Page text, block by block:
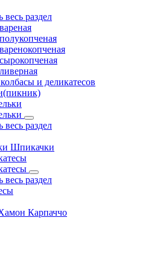
весь раздел
и деликатесов
весь раздел
Шпикачки
весь раздел
Карпаччо